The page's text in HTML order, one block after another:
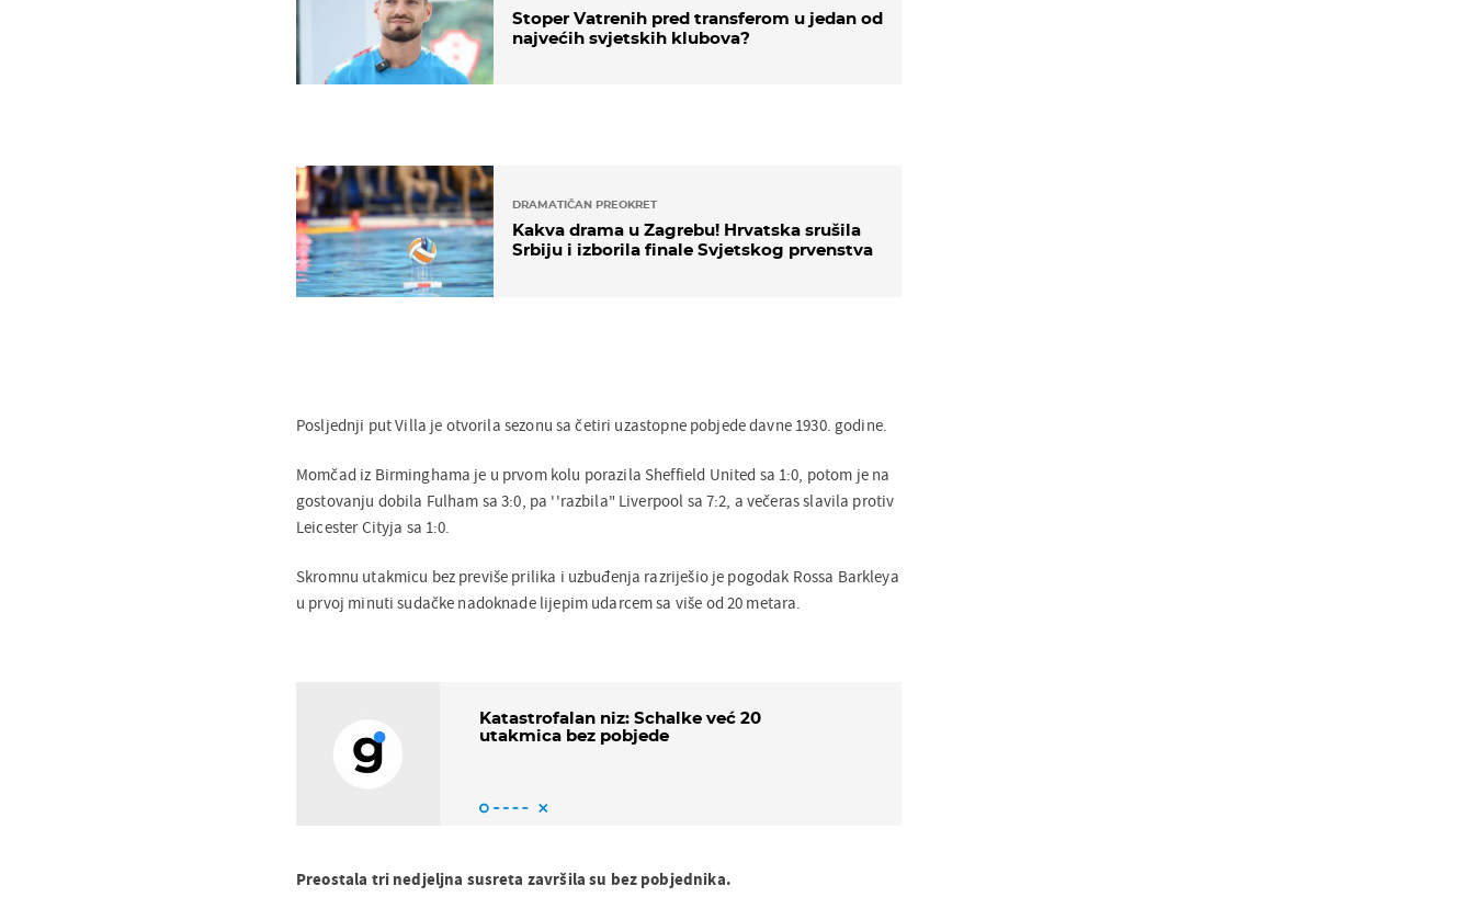
Stoper Vatrenih pred transferom u jedan od
najvećih svjetskih klubova?
DRAMATIČAN PREOKRET
Kakva drama u Zagrebu! Hrvatska srušila
Srbiju i izborila finale Svjetskog prvenstva
Posljednji put Villa je otvorila sezonu sa četiri uzastopne pobjede davne 1930. godine.
Momčad iz Birminghama je u prvom kolu porazila Sheffield United sa 1:0, potom je na
gostovanju dobila Fulham sa 3:0, pa ''razbila" Liverpool sa 7:2, a večeras slavila protiv
Leicester Cityja sa 1:0.
Skromnu utakmicu bez previše prilika i uzbuđenja razriješio je pogodak Rossa Barkleya
u prvoj minuti sudačke nadoknade lijepim udarcem sa više od 20 metara.
Katastrofalan niz: Schalke već 20
utakmica bez pobjede
Preostala tri nedjeljna susreta završila su bez pobjednika.